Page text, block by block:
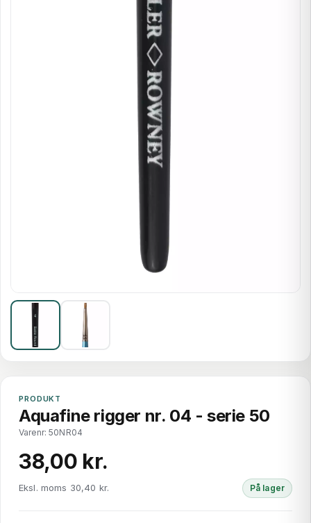
PRODUKT
Aquafine rigger nr. 04 - serie 50
Varenr: 50NR04
38,00 kr.
Eksl. moms 30,40 kr. På lager